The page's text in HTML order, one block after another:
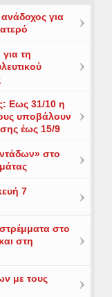
για
τη
Εως 31/10 η
υποβάλουν
έως 15/9
στο
7
στο
στη
με τους